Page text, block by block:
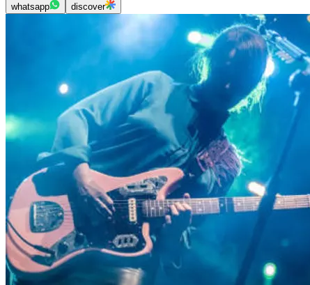
whatsapp discover